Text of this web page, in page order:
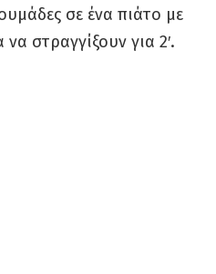
σε ένα πιάτο με
στραγγίξουν για 2′.